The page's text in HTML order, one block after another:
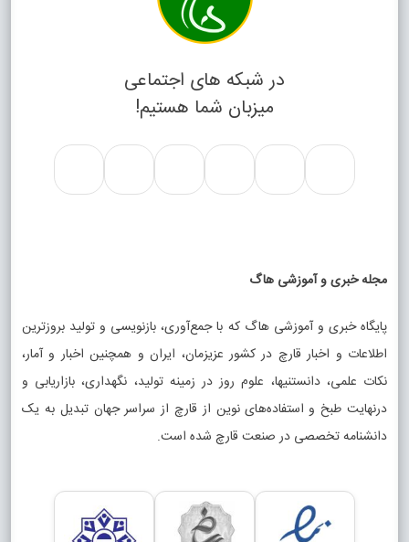
در شبکه های اجتماعی
میزبان شما هستیم!
مجله خبری و آموزشی هاگ
پایگاه خبری و آموزشی هاگ که با جمع‌آوری، بازنویسی و تولید بروزترین
اطلاعات و اخبار قارچ در کشور عزیزمان، ایران و همچنین اخبار و آمار،
نکات علمی، دانستنیها، علوم روز در زمینه تولید، نگهداری، بازاریابی و
درنهایت طبخ و استفاده‌های نوین از قارچ از سراسر جهان تبدیل به یک
دانشنامه تخصصی در صنعت قارچ شده است.